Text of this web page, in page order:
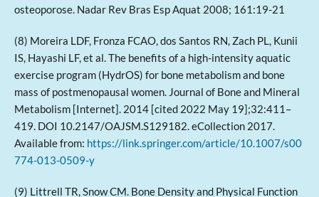
osteoporose. Nadar Rev Bras Esp Aquat 2008; 161:19-21
(8) Moreira LDF, Fronza FCAO, dos Santos RN, Zach PL, Kunii
IS, Hayashi LF, et al. The benefits of a high-intensity aquatic
exercise program (HydrOS) for bone metabolism and bone
mass of postmenopausal women. Journal of Bone and Mineral
Metabolism [Internet]. 2014 [cited 2022 May 19];32:411–
419. DOI 10.2147/OAJSM.S129182. eCollection 2017.
Available from: https://link.springer.com/article/10.1007/s00
774-013-0509-y
(9) Littrell TR, Snow CM. Bone Density and Physical Function